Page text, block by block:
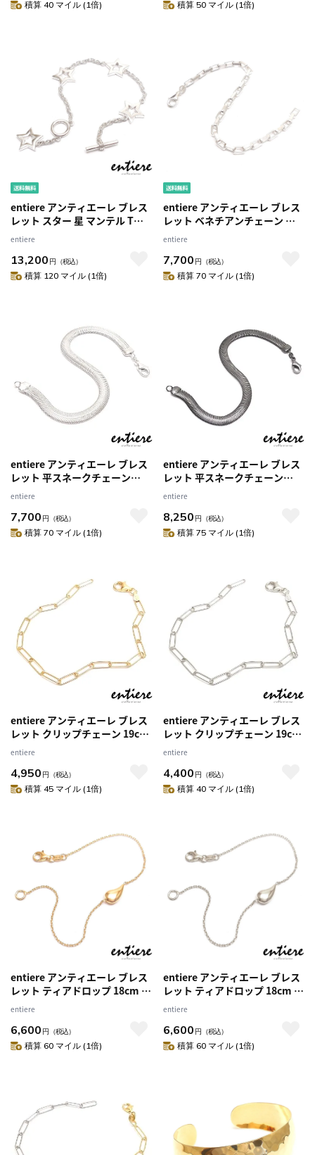
積算 40 マイル (1倍) 積算 50 マイル (1倍)
entiere アンティエーレ ブレス
レット スター 星 マンテル Tバ
ータイプ シルバー925 レディー
entiere
13,200 円 （税込）
積算 120 マイル (1倍)
entiere アンティエーレ ブレス
レット ベネチアンチェーン シ
ルバー925 レディース メンズ
entiere
7,700 円 （税込）
積算 70 マイル (1倍)
entiere アンティエーレ ブレス
レット 平スネークチェーン
6mm幅 19cm シルバー925 メ
ンズ
entiere
7,700 円 （税込）
積算 70 マイル (1倍)
entiere アンティエーレ ブレス
レット 平スネークチェーン
6mm幅 19cm シルバー925 い
ぶし加工 メンズ
entiere
8,250 円 （税込）
積算 75 マイル (1倍)
entiere アンティエーレ ブレス
レット クリップチェーン 19cm
シルバー925 18金メッキ レディ
entiere
4,950 円 （税込）
積算 45 マイル (1倍)
entiere アンティエーレ ブレス
レット クリップチェーン 19cm
シルバー925 ロジウムメッキ レ
entiere
4,400 円 （税込）
積算 40 マイル (1倍)
entiere アンティエーレ ブレス
レット ティアドロップ 18cm シ
ルバー925 18金メッキ
entiere
6,600 円 （税込）
積算 60 マイル (1倍)
entiere アンティエーレ ブレス
レット ティアドロップ 18cm シ
ルバー925 ロジウムメッキ
entiere
6,600 円 （税込）
積算 60 マイル (1倍)